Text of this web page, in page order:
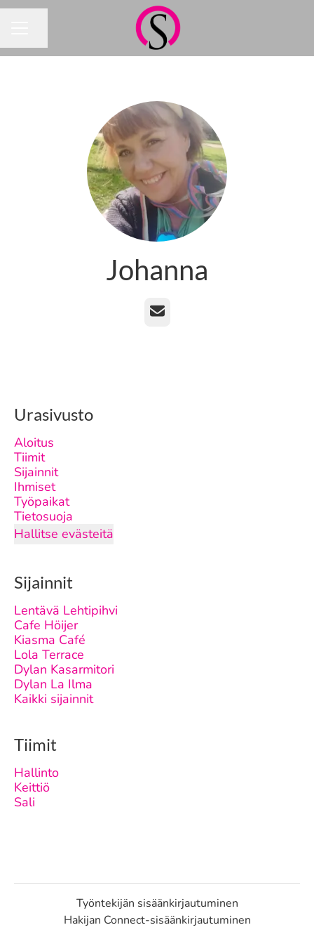
Johanna
Sähköposti
Urasivusto
Aloitus
Tiimit
Sijainnit
Ihmiset
Työpaikat
Tietosuoja
Hallitse evästeitä
Sijainnit
Lentävä Lehtipihvi
Cafe Höijer
Kiasma Café
Lola Terrace
Dylan Kasarmitori
Dylan La Ilma
Kaikki sijainnit
Tiimit
Hallinto
Keittiö
Sali
Työntekijän sisäänkirjautuminen
Hakijan Connect-sisäänkirjautuminen